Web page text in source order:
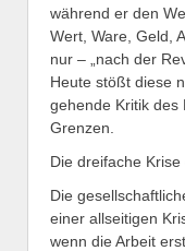
während er den
Wert, Ware, Geld,
nur – „nach der
Heute stößt diese
gehende Kritik des
Grenzen.
Die dreifache Krise
Die
einer allseitigen
wenn die Arbeit